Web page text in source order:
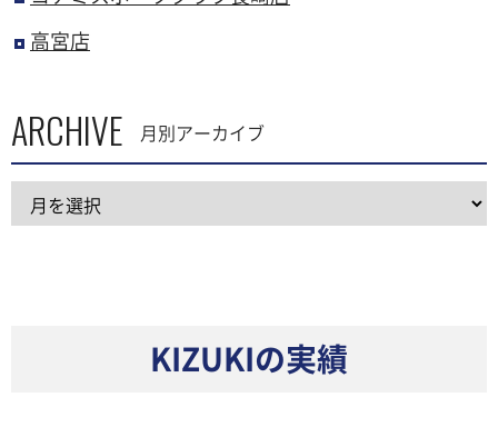
高宮店
ARCHIVE 月別アーカイブ
KIZUKIの実績